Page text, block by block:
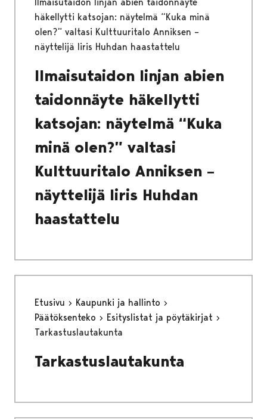
häkellytti katsojan: näytelmä “Kuka minä
olen?” valtasi Kulttuuritalo Anniksen –
näyttelijä Iiris Huhdan haastattelu
Ilmaisutaidon linjan abien
taidonnäyte häkellytti
katsojan: näytelmä “Kuka
minä olen?” valtasi
Kulttuuritalo Anniksen –
näyttelijä Iiris Huhdan
haastattelu
Etusivu
Kaupunki ja hallinto
Päätöksenteko
Esityslistat ja pöytäkirjat
Tarkastuslautakunta
Tarkastuslautakunta